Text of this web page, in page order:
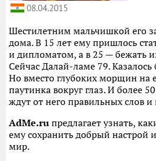
08.04.2015
Шестилетним мальчишкой его
дома. В 15 лет ему пришлось
и дипломатом, а в 25 — бежать
Сейчас Далай-ламе 79.
Но вместо глубоких морщин на
паутинка вокруг глаз. И более
ждут от него правильных слов
AdMe.ru предлагает узнать,
ему сохранить добрый настрой
мир.